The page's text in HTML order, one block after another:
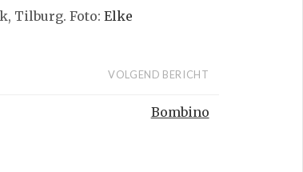
Tilburg. Foto: Elke
VOLGEND BERICHT
Bombino